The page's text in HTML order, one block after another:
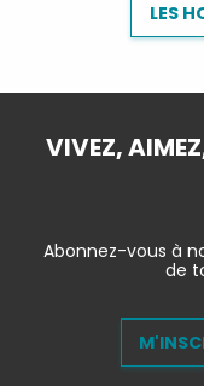
LES
VIVEZ,
Abonnez-vous à
de